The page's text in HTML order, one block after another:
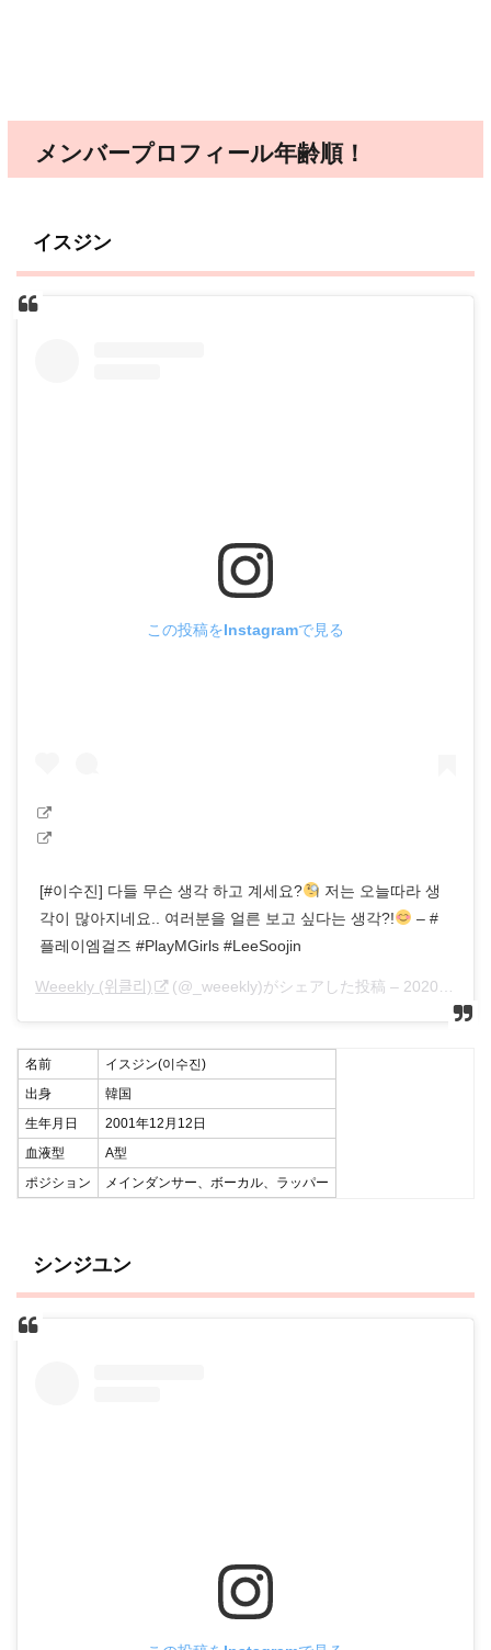
メンバープロフィール年齢順！
イスジン
この投稿をInstagramで見る
[#이수진] 다들 무슨 생각 하고 계세요?
저는 오늘따라 생
각이 많아지네요.. 여러분을 얼른 보고 싶다는 생각?!
– #
플레이엠걸즈 #PlayMGirls #LeeSoojin
Weeekly (위클리) (@_weeekly)がシェアした投稿 – 2020年 4月月8日午前1時33分PDT
名前
イスジン(이수진)
出身
韓国
生年月日
2001年12月12日
血液型
A型
ポジション
メインダンサー、ボーカル、ラッパー
シンジユン